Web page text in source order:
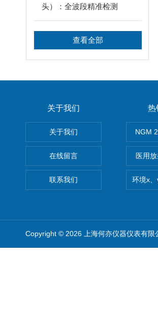
头）：全波段精准检测
查看全部
关于我们
关于我们
在线留言
联系我们
热
NGM
医用
环境x、
Copyright © 2026 上海何亦仪器仪表有限